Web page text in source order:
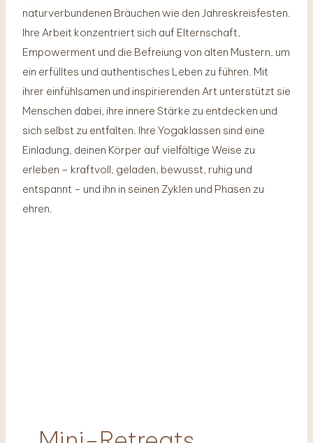
naturverbundenen Bräuchen wie den Jahreskreisfesten.
Ihre Arbeit konzentriert sich auf Elternschaft,
Empowerment und die Befreiung von alten Mustern, um
ein erfülltes und authentisches Leben zu führen. Mit
ihrer einfühlsamen und inspirierenden Art unterstützt sie
Menschen dabei, ihre innere Stärke zu entdecken und
sich selbst zu entfalten. Ihre Yogaklassen sind eine
Einladung, deinen Körper auf vielfältige Weise zu
erleben – kraftvoll, geladen, bewusst, ruhig und
entspannt – und ihn in seinen Zyklen und Phasen zu
ehren.